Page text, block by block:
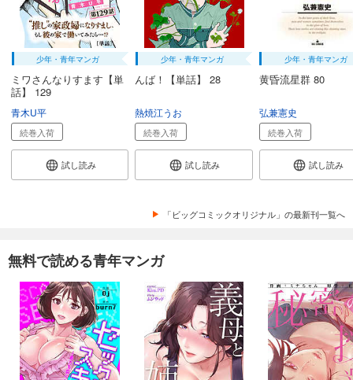
少年・青年マンガ
ミワさんなりすます【単
話】 129
青木U平
続巻入荷
試し読み
少年・青年マンガ
んば！【単話】 28
熱焼江うお
続巻入荷
試し読み
少年・青年マンガ
黄昏流星群 80
弘兼憲史
続巻入荷
試し読み
「ビッグコミックオリジナル」の最新刊一覧へ
無料で読める青年マンガ